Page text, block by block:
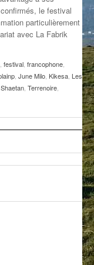
le festival
particulièrement
avec La Fabrik
festival francophone
June Milo Kikesa Les
Shaetan Terrenoire